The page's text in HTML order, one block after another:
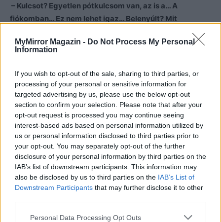
MyMirror Magazin - Do Not Process My Personal
Information
If you wish to opt-out of the sale, sharing to third parties, or
processing of your personal or sensitive information for
targeted advertising by us, please use the below opt-out
section to confirm your selection. Please note that after your
opt-out request is processed you may continue seeing
interest-based ads based on personal information utilized by
us or personal information disclosed to third parties prior to
your opt-out. You may separately opt-out of the further
disclosure of your personal information by third parties on the
IAB’s list of downstream participants. This information may
also be disclosed by us to third parties on the IAB’s List of
Downstream Participants that may further disclose it to other
Personal Data Processing Opt Outs
– Kulcsot? Egyetlen pótkulcsom van, az is a… A
fiókomban… Ez nem lehet igaz… Belenyúlt? Mit
kereshetett? Lehet, hogy nem miattam jött, hanem…
Eliza hallgatott.
Folytatjuk…
Kép forrása: Pinterest